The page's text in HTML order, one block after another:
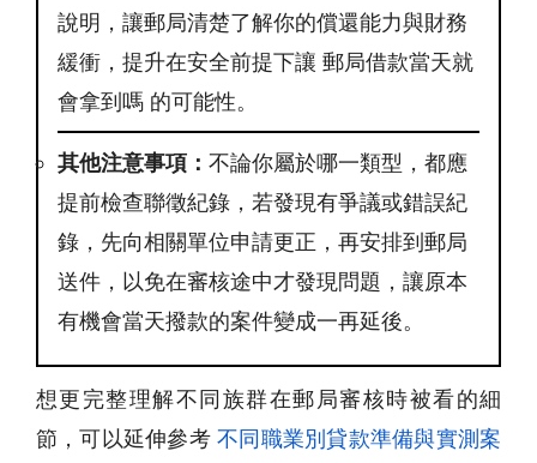
說明，讓郵局清楚了解你的償還能力與財務
緩衝，提升在安全前提下讓 郵局借款當天就
會拿到嗎 的可能性。
其他注意事項： 不論你屬於哪一類型，都應
提前檢查聯徵紀錄，若發現有爭議或錯誤紀
錄，先向相關單位申請更正，再安排到郵局
送件，以免在審核途中才發現問題，讓原本
有機會當天撥款的案件變成一再延後。
想更完整理解不同族群在郵局審核時被看的細
節，可以延伸參考不同職業別貸款準備與實測案